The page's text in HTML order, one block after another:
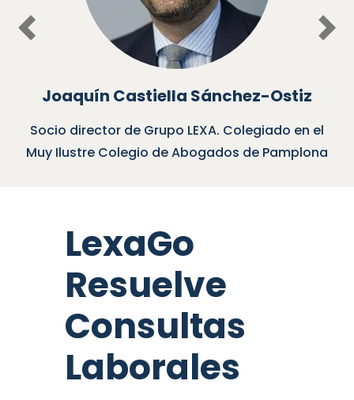
Joaquín Castiella Sánchez-Ostiz
Socio director de Grupo LEXA. Colegiado en el
Muy Ilustre Colegio de Abogados de Pamplona
Previous
LexaGo
Resuelve
Consultas
Laborales